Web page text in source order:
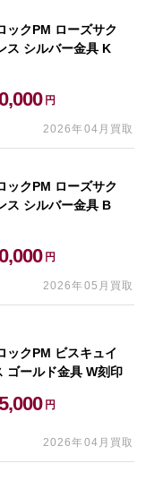
ックPM ローズサク
ス シルバー金具 K
円
2026年04月買取
ックPM ローズサク
ス シルバー金具 B
円
2026年05月買取
ックPM ビスキュイ
ゴールド金具 W刻印
円
2026年04月買取